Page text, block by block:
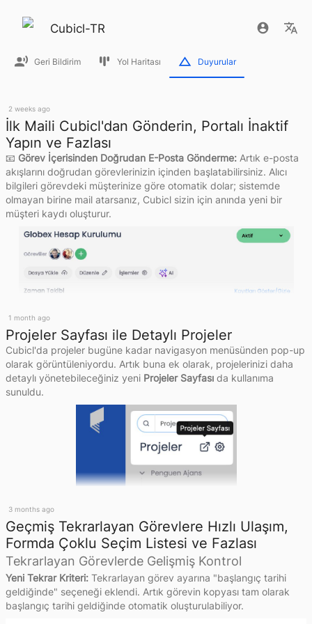
Cubicl-TR
Geri Bildirim Yol Haritası Duyurular
2 weeks ago
İlk Maili Cubicl'dan Gönderin, Portalı İnaktif
Yapın ve Fazlası
📧 Görev İçerisinden Doğrudan E-Posta Gönderme: Artık e-posta
akışlarını doğrudan görevlerinizin içinden başlatabilirsiniz. Alıcı
bilgileri görevdeki müşterinize göre otomatik dolar; sistemde
olmayan birine mail atarsanız, Cubicl sizin için anında yeni bir
müşteri kaydı oluşturur.
🔒 Müşteri Portalını "Salt Okunur" veya "Pasif" Yapabilme:
Müşterilerinizin portal üzerinden yeni talep açmasını veya mesaj
atmasını istemiyorsanız, portal durumunu "Salt Okunur" veya
"Pasif" olarak değiştirerek iletişimi kolayca yönetebilirsiniz.
1 month ago
Projeler Sayfası ile Detaylı Projeler
Cubicl'da projeler bugüne kadar navigasyon menüsünden pop-up
olarak görüntüleniyordu. Artık buna ek olarak, projelerinizi daha
detaylı yönetebileceğiniz yeni Projeler Sayfası da kullanıma
sunuldu.
3 months ago
Geçmiş Tekrarlayan Görevlere Hızlı Ulaşım,
Formda Çoklu Seçim Listesi ve Fazlası
Tekrarlayan Görevlerde Gelişmiş Kontrol
Yeni Tekrar Kriteri: Tekrarlayan görev ayarına "başlangıç tarihi
geldiğinde" seçeneği eklendi. Artık görevin kopyası tam olarak
başlangıç tarihi geldiğinde otomatik oluşturulabiliyor.